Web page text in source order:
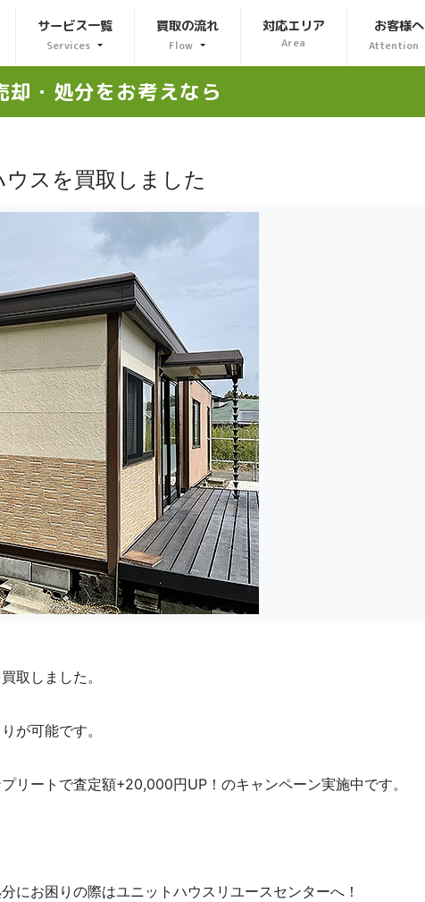
サービス一覧
Services
買取の流れ
Flow
対応エリア
Area
お客様へ
Attention
却・処分をお考えなら
スを買取しました
取しました。
が可能です。
リートで査定額+20,000円UP！のキャンペーン実施中です。
にお困りの際はユニットハウスリユースセンターへ！